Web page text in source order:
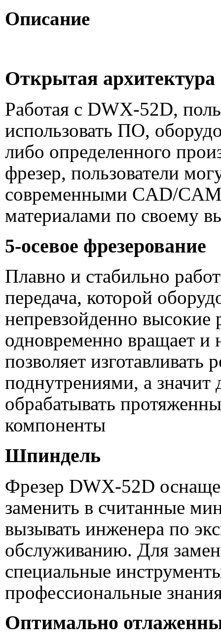
Описание
Открытая архитектура
Работая с DWX-52D,
использовать ПО,
либо определенного
фрезер, пользователи
современными СAD/
материалами по своему
5-осевое фрезерование
Плавно и стабильно
передача, которой
непревзойденно
одновременно вращает и
позволяет изготавливать
поднутрениями, а значит
обрабатывать
компоненты
Шпиндель
Фрезер DWX-52D
заменить в считанные
вызывать инженера по
обслуживанию. Для
специальные
профессиональные
Оптимально